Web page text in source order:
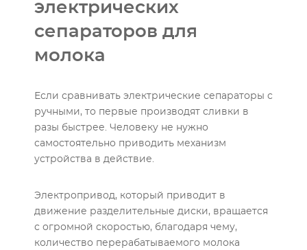
электрических
сепараторов для
молока
Если сравнивать электрические сепараторы с
ручными, то первые производят сливки в
разы быстрее. Человеку не нужно
самостоятельно приводить механизм
устройства в действие.
Электропривод, который приводит в
движение разделительные диски, вращается
с огромной скоростью, благодаря чему,
количество перерабатываемого молока